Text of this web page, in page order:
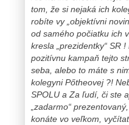
tom, že si nejaká ich
robíte vy „objektívni
od samého počiatku ich
kresla „prezidentky“ SR
pozitívnu kampaň tejto
seba, alebo to máte s
kolegyni Pőtheovej ?!
SPOLU a Za ľudí, či ste
„zadarmo“
konáte vo veľkom,